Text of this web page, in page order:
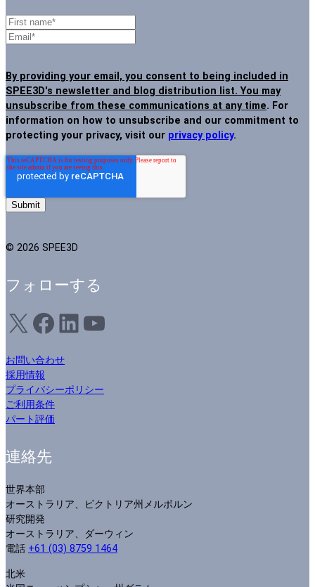
By providing your email, you consent to being included in
SPEE3D's newsletter and blog distribution list. You may
unsubscribe from these communications at any time. For
information on how to unsubscribe and our commitment to
protecting your privacy, visit our privacy policy.
© 2026 SPEE3D
フォローする
X フェイスブックLinkedIn ユーチューブ
お問い合わせ
採用情報
プライバシーポリシー
ご利用条件
パート評価
連絡先
世界本部
オーストラリア、ビクトリア州メルボルン
研究開発
オーストラリア、ダーウィン
電話 +61 (03) 8759 1464
北米